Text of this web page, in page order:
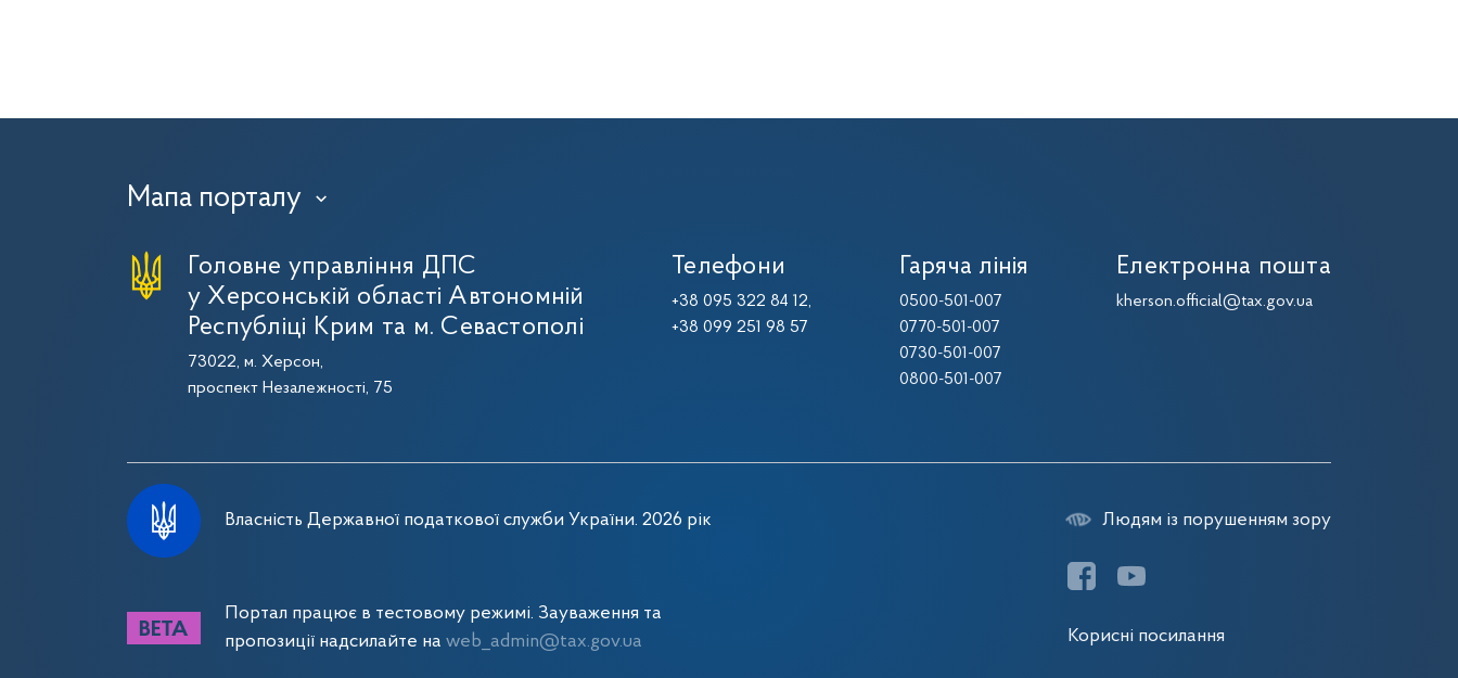
Мапа порталу ›
Головне управління ДПС
у Херсонській області Автономній
Республіці Крим та м. Севастополі
73022, м. Херсон,
проспект Незалежності, 75
Телефони
+38 095 322 84 12,
+38 099 251 98 57
Гаряча лінія
0500-501-007
0770-501-007
0730-501-007
0800-501-007
Електронна пошта
kherson.official@tax.gov.ua
Власність Державної податкової служби України. 2026 рік
Портал працює в тестовому режимі. Зауваження та
пропозиції надсилайте на web_admin@tax.gov.ua
Людям із порушенням зору
Корисні посилання